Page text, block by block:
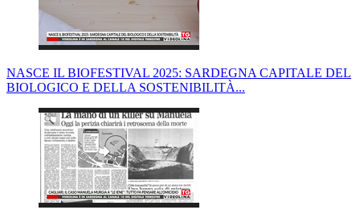
NASCE IL BIOFESTIVAL 2025: SARDEGNA CAPITALE DEL
BIOLOGICO E DELLA SOSTENIBILITÀ...